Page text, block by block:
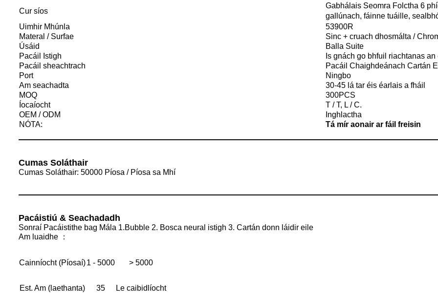
Cur síos
Gabhálais Seomra Folctha 6
gallúnach, fáinne tuáille,
Uimhir Mhúnla
53900R
Materal / Surfae
Sinc + cruach dhosmálta /
Úsáid
Balla Suite
Pacáil Istigh
Is gnách go bhfuil riachtanas
Pacáil sheachtrach
Pacáil Chaighdeánach Cartán
Port
Ningbo
Am seachadta
30-45 lá tar éis éarlais a fháil
MOQ
300PCS
Íocaíocht
T / T, L / C.
OEM / ODM
Inghlactha
NÓTA:
Tá mír aonair ar fáil freisin
Cumas Soláthair
Cumas Soláthair: 50000 Píosa / Píosa sa Mhí
Pacáistiú & Seachadadh
Sonraí Pacáistithe bag Mála 1.Bubble 2. Bosca neural istigh 3. Cartán donn láidir eile
Am luaidhe ：
Cainníocht (Píosaí)1 - 5000 > 5000
Est. Am (laethanta) 35 Le caibidlíocht